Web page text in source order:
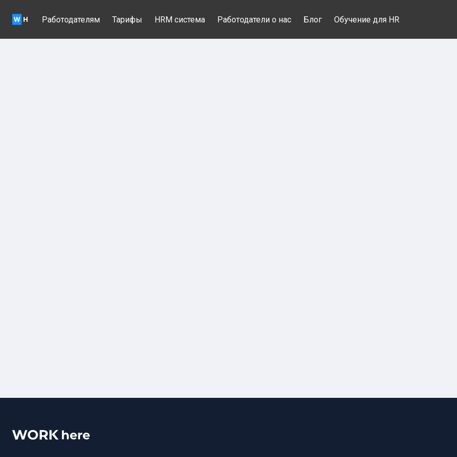
Работодателям Тарифы HRM система Работодатели о нас Блог Обучение для HR